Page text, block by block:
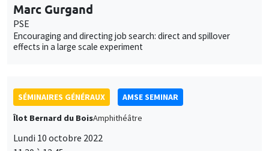
Marc Gurgand
PSE
Encouraging and directing job search: direct and spillover
effects in a large scale experiment
SÉMINAIRES GÉNÉRAUX
AMSE SEMINAR
Îlot Bernard du BoisAmphithéâtre
Lundi 10 octobre 2022